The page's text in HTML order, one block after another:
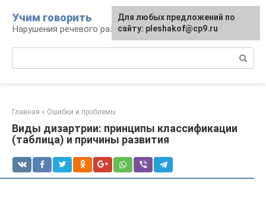
контенту
Учим говорить
Нарушения речевого развития
Главная » Ошибки и проблемы
Виды дизартрии: принципы классификации
(таблица) и причины развития
Для любых предложений по
сайту: pleshakof@cp9.ru